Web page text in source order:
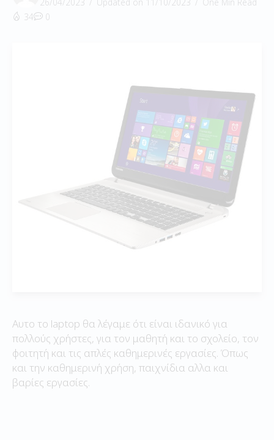
34
0
Αυτο το laptop θα λέγαμε ότι είναι ιδανικό για
πολλούς χρήστες, για τον μαθητή και το σχολείο, τον
φοιτητή και τις απλές καθημερινές εργασίες. Όπως
και την καθημερινή χρήση, παιχνίδια αλλα και
βαρίες εργασίες.